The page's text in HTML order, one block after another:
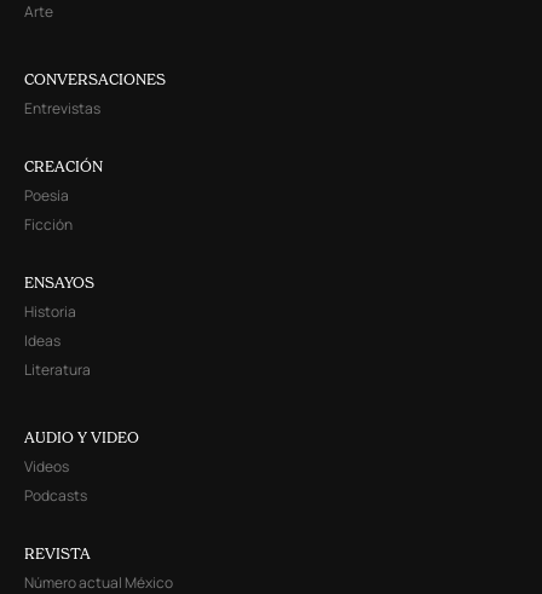
Arte
CONVERSACIONES
Entrevistas
CREACIÓN
Poesía
Ficción
ENSAYOS
Historia
Ideas
Literatura
AUDIO Y VIDEO
Videos
Podcasts
REVISTA
Número actual México